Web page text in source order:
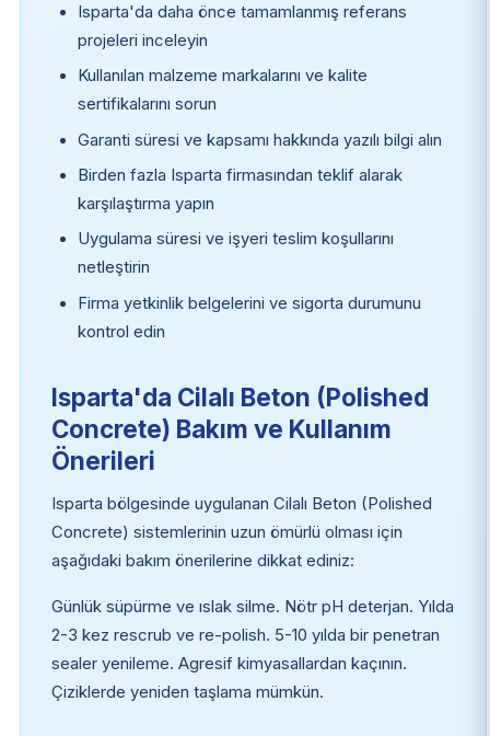
Isparta'da daha önce tamamlanmış referans
projeleri inceleyin
Kullanılan malzeme markalarını ve kalite
sertifikalarını sorun
Garanti süresi ve kapsamı hakkında yazılı bilgi alın
Birden fazla Isparta firmasından teklif alarak
karşılaştırma yapın
Uygulama süresi ve işyeri teslim koşullarını
netleştirin
Firma yetkinlik belgelerini ve sigorta durumunu
kontrol edin
Isparta'da Cilalı Beton (Polished
Concrete) Bakım ve Kullanım
Önerileri
Isparta bölgesinde uygulanan Cilalı Beton (Polished
Concrete) sistemlerinin uzun ömürlü olması için
aşağıdaki bakım önerilerine dikkat ediniz:
Günlük süpürme ve ıslak silme. Nötr pH deterjan. Yılda
2-3 kez rescrub ve re-polish. 5-10 yılda bir penetran
sealer yenileme. Agresif kimyasallardan kaçının.
Çiziklerde yeniden taşlama mümkün.